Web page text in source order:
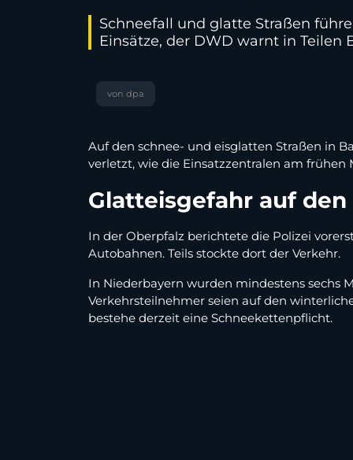
Schneefall und glatte Straßen
Einsätze, der DWD warnt in Teilen
von dpa
Auf den schnee- und eisglatten Straßen in
verletzt, wie die Einsatzzentralen am frühen
Glatteisgefahr auf den
In der Oberpfalz berichtete die Polizei
Autobahnen. Teils stockte dort der Verkehr.
In Niederbayern wurden mindestens sechs
Verkehrsteilnehmer seien auf den
bestehe derzeit eine Schneekettenpflicht.